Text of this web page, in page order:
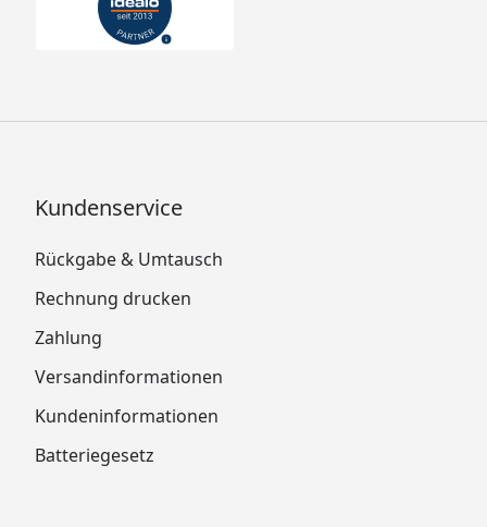
Kundenservice
Rückgabe & Umtausch
Rechnung drucken
Zahlung
Versandinformationen
Kundeninformationen
Batteriegesetz